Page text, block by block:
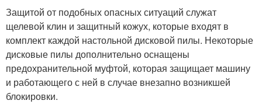
Защитой от подобных опасных ситуаций служат
щелевой клин и защитный кожух, которые входят в
комплект каждой настольной дисковой пилы. Некоторые
дисковые пилы дополнительно оснащены
предохранительной муфтой, которая защищает машину
и работающего с ней в случае внезапно возникшей
блокировки.